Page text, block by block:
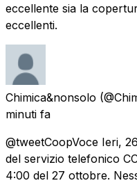
eccellente sia la
eccellenti.
Chimica&nonsolo
minuti fa
@tweetCoopVoce Ieri,
del servizio telefonico
4:00 del 27 ottobre.